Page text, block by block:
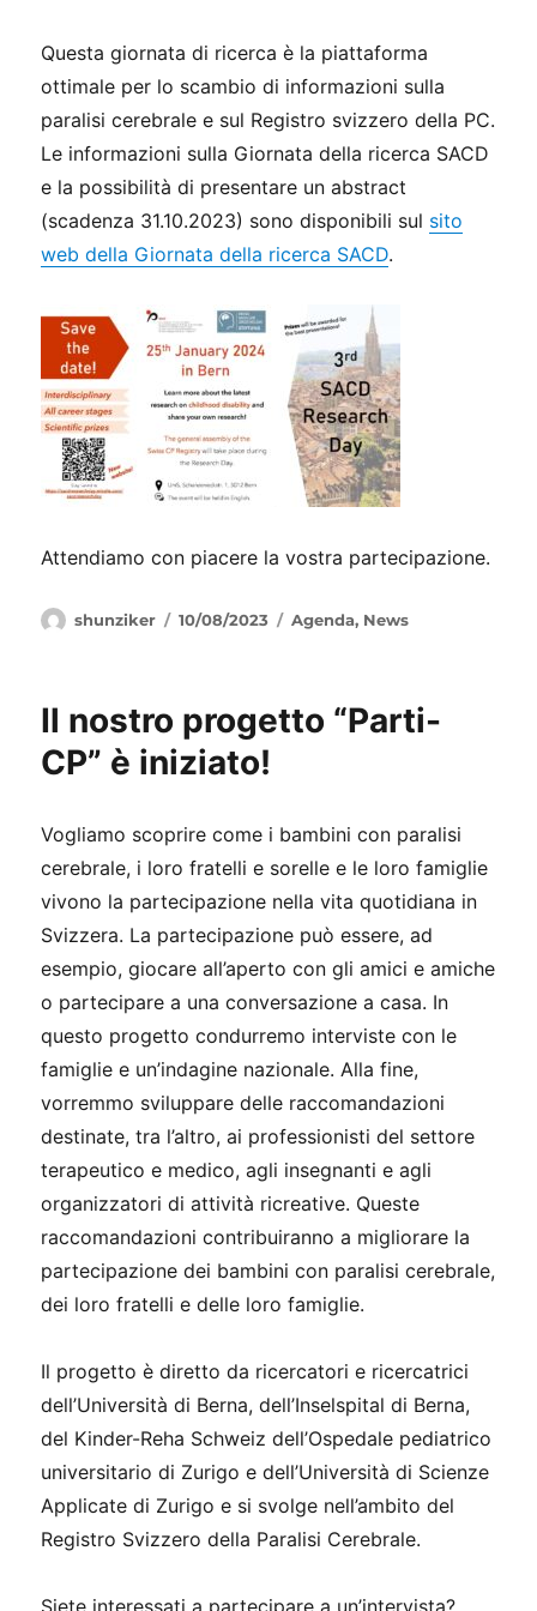
Questa giornata di ricerca è la piattaforma
ottimale per lo scambio di informazioni sulla
paralisi cerebrale e sul Registro svizzero della PC.
Le informazioni sulla Giornata della ricerca SACD
e la possibilità di presentare un abstract
(scadenza 31.10.2023) sono disponibili sul sito
web della Giornata della ricerca SACD.
Attendiamo con piacere la vostra partecipazione.
Autore
shunziker
Pubblicato
10/08/2023 Categorie
Agenda, News
Il nostro progetto “Parti-
CP” è iniziato!
Vogliamo scoprire come i bambini con paralisi
cerebrale, i loro fratelli e sorelle e le loro famiglie
vivono la partecipazione nella vita quotidiana in
Svizzera. La partecipazione può essere, ad
esempio, giocare all’aperto con gli amici e amiche
o partecipare a una conversazione a casa. In
questo progetto condurremo interviste con le
famiglie e un’indagine nazionale. Alla fine,
vorremmo sviluppare delle raccomandazioni
destinate, tra l’altro, ai professionisti del settore
terapeutico e medico, agli insegnanti e agli
organizzatori di attività ricreative. Queste
raccomandazioni contribuiranno a migliorare la
partecipazione dei bambini con paralisi cerebrale,
dei loro fratelli e delle loro famiglie.
Il progetto è diretto da ricercatori e ricercatrici
dell’Università di Berna, dell’Inselspital di Berna,
del Kinder-Reha Schweiz dell’Ospedale pediatrico
universitario di Zurigo e dell’Università di Scienze
Applicate di Zurigo e si svolge nell’ambito del
Registro Svizzero della Paralisi Cerebrale.